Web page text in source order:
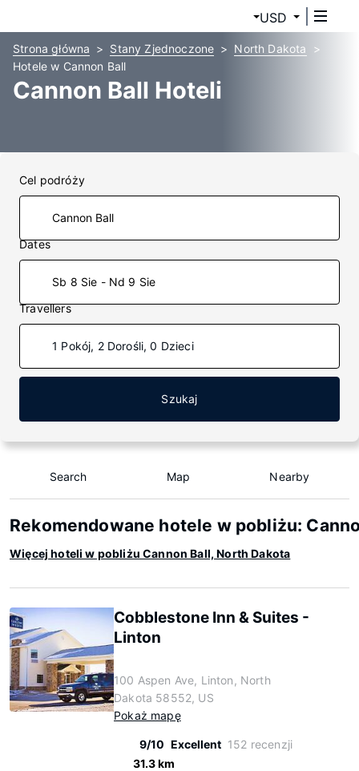
USD
Strona główna Stany Zjednoczone
North Dakota
Hotele w Cannon Ball
Cannon Ball Hoteli
Cel podróży
Dates
Sb 8 Sie - Nd 9 Sie
Travellers
1 Pokój, 2 Dorośli, 0 Dzieci
Szukaj
Search Map Nearby
Rekomendowane hotele w pobliżu:
Więcej hoteli w pobliżu Cannon Ball, North Dakota
Cobblestone Inn & Suites -
Linton
100 Aspen Ave, Linton, North
Dakota 58552, US
Pokaż mapę
9/10 Excellent 152 recenzji
31.3 km